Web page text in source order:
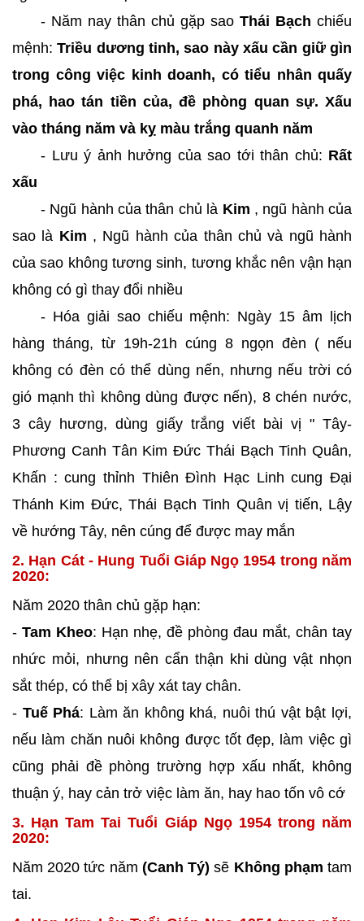
- Năm nay thân chủ gặp sao Thái Bạch chiếu
mệnh:Triều dương tinh, sao này xấu cần giữ gìn
trong công việc kinh doanh, có tiểu nhân quấy
phá, hao tán tiền của, đề phòng quan sự. Xấu
vào tháng năm và kỵ màu trắng quanh năm
- Lưu ý ảnh hưởng của sao tới thân chủ: Rất
xấu
- Ngũ hành của thân chủ là Kim , ngũ hành của
sao là Kim , Ngũ hành của thân chủ và ngũ hành
của sao không tương sinh, tương khắc nên vận hạn
không có gì thay đổi nhiều
- Hóa giải sao chiếu mệnh: Ngày 15 âm lịch
hàng tháng, từ 19h-21h cúng 8 ngọn đèn ( nếu
không có đèn có thể dùng nến, nhưng nếu trời có
gió mạnh thì không dùng được nến), 8 chén nước,
3 cây hương, dùng giấy trắng viết bài vị " Tây-
Phương Canh Tân Kim Đức Thái Bạch Tinh Quân,
Khấn : cung thỉnh Thiên Đình Hạc Linh cung Đại
Thánh Kim Đức, Thái Bạch Tinh Quân vị tiến, Lậy
về hướng Tây, nên cúng để được may mắn
2. Hạn Cát - Hung Tuổi Giáp Ngọ 1954 trong năm
2020:
Năm 2020 thân chủ gặp hạn:
- Tam Kheo: Hạn nhẹ, đề phòng đau mắt, chân tay
nhức mỏi, nhưng nên cẩn thận khi dùng vật nhọn
sắt thép, có thể bị xây xát tay chân.
- Tuế Phá: Làm ăn không khá, nuôi thú vật bật lợi,
nếu làm chăn nuôi không được tốt đẹp, làm việc gì
cũng phải đề phòng trường hợp xấu nhất, không
thuận ý, hay cản trở việc làm ăn, hay hao tốn vô cớ
3. Hạn Tam Tai Tuổi Giáp Ngọ 1954 trong năm
2020:
Năm 2020 tức năm (Canh Tý) sẽ Không phạm tam
tai.